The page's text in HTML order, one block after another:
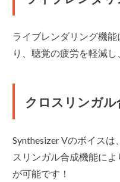
ライブレンダリング機
り、聴覚の疲労を軽減
クロスリンガル
Synthesizer Vのボイス
スリンガル合成機能に
が可能です！